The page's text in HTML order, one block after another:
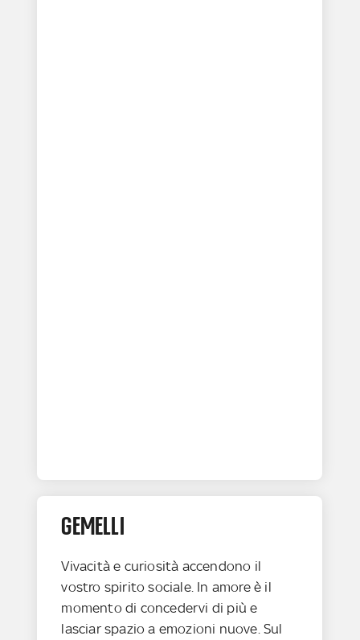
GEMELLI
Vivacità e curiosità accendono il
vostro spirito sociale. In amore è il
momento di concedervi di più e
lasciar spazio a emozioni nuove. Sul